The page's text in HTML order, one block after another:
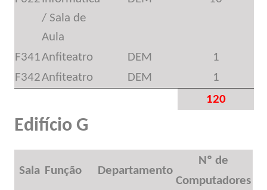
/ Sala de
Aula
F341Anfiteatro DEM
1
F342Anfiteatro DEM
1
120
Edifício G
Sala Função Departamento
Nº de
Computadores